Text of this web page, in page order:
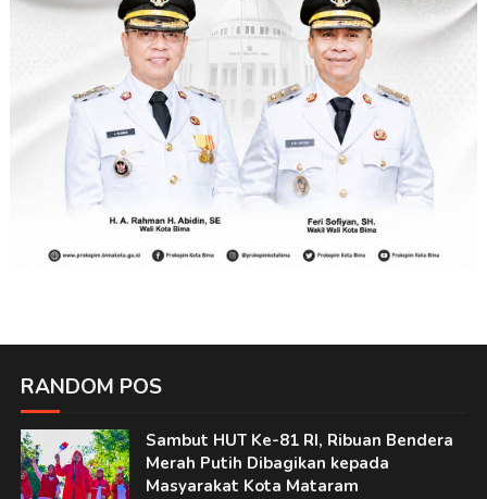
RANDOM POS
Sambut HUT Ke-81 RI, Ribuan Bendera
Merah Putih Dibagikan kepada
Masyarakat Kota Mataram